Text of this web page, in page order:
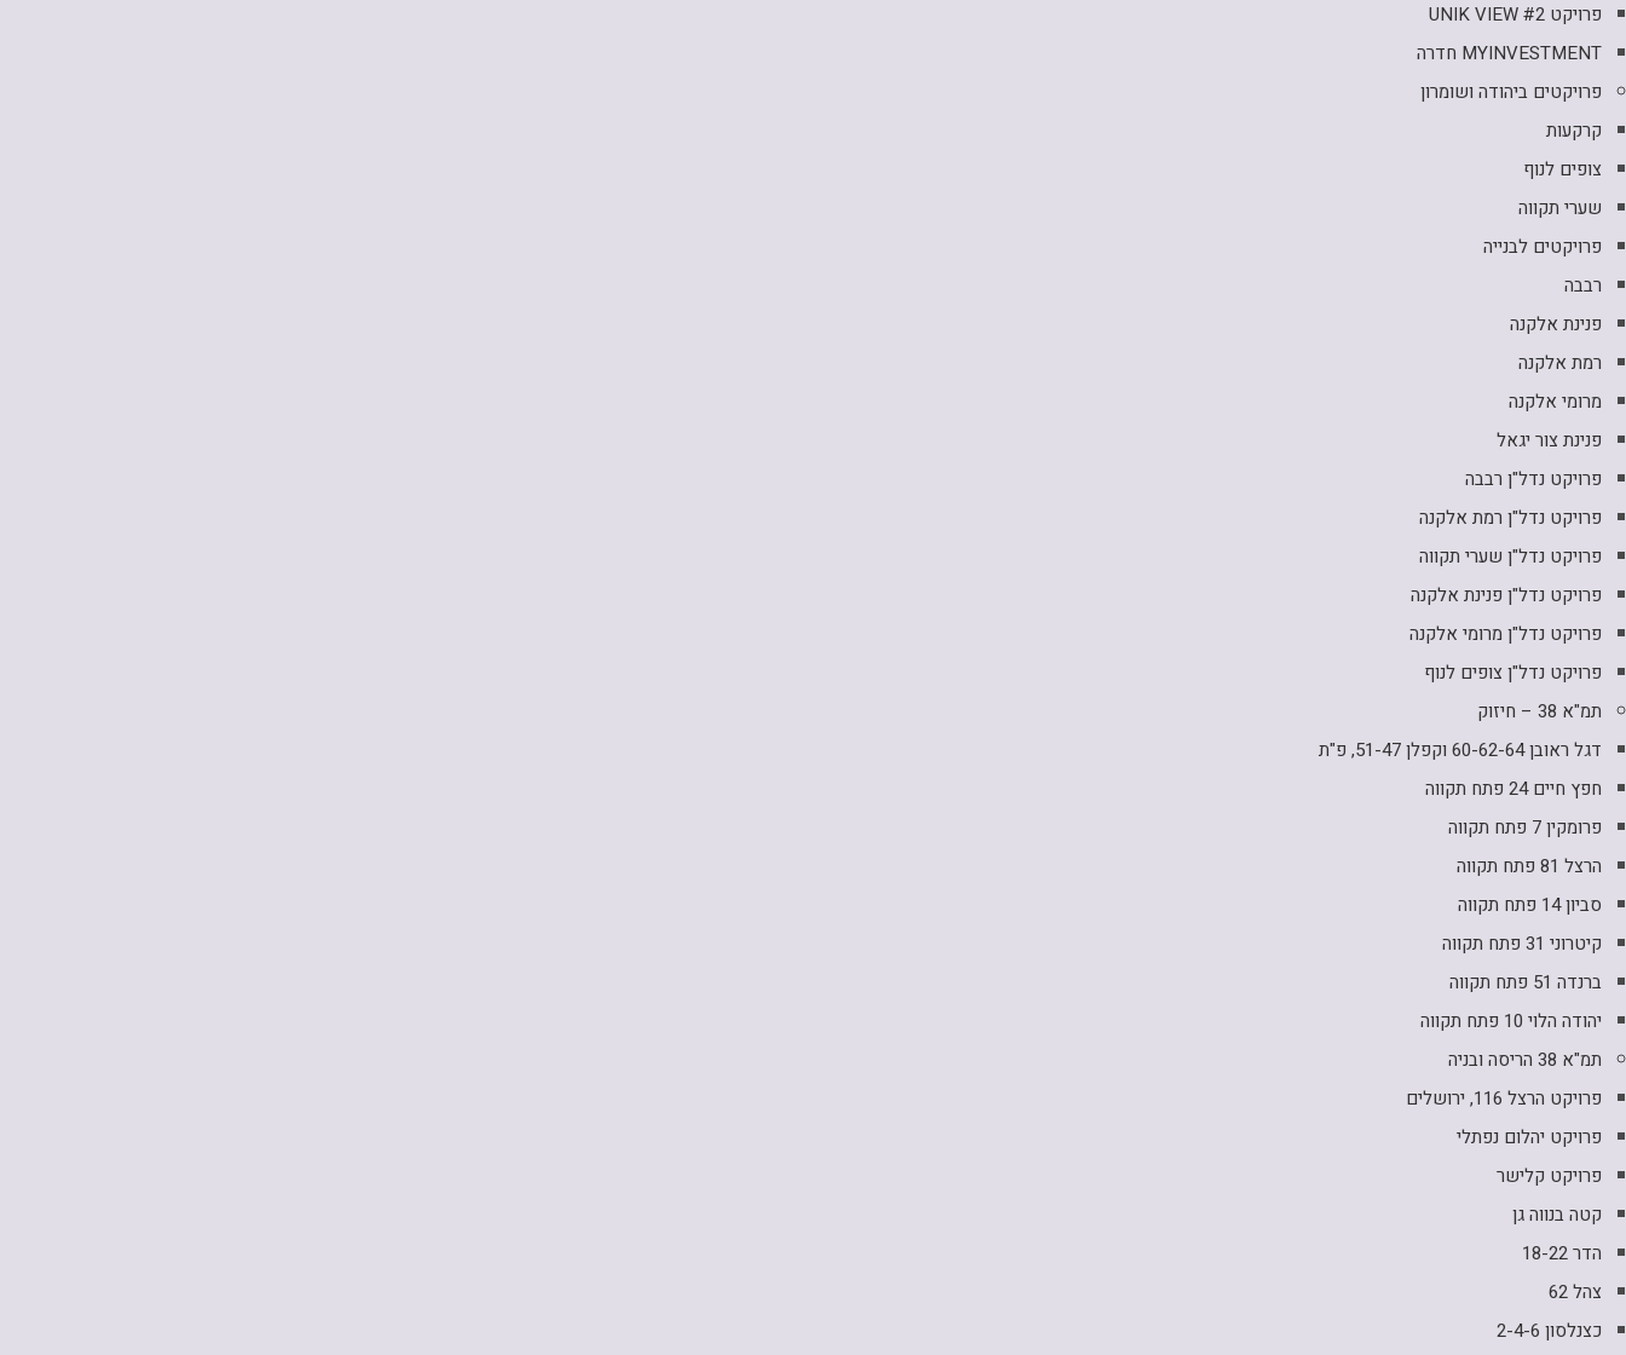
פרויקט UNIK VIEW #2
MYINVESTMENT חדרה
פרויקטים ביהודה ושומרון
קרקעות
צופים לנוף
שערי תקווה
פרויקטים לבנייה
רבבה
פנינת אלקנה
רמת אלקנה
מרומי אלקנה
פנינת צור יגאל
פרויקט נדל"ן רבבה
פרויקט נדל"ן רמת אלקנה
פרויקט נדל"ן שערי תקווה
פרויקט נדל"ן פנינת אלקנה
פרויקט נדל"ן מרומי אלקנה
פרויקט נדל"ן צופים לנוף
תמ"א 38 – חיזוק
דגל ראובן 60-62-64 וקפלן 51-47, פ"ת
חפץ חיים 24 פתח תקווה
פרומקין 7 פתח תקווה
הרצל 81 פתח תקווה
סביון 14 פתח תקווה
קיטרוני 31 פתח תקווה
ברנדה 51 פתח תקווה
יהודה הלוי 10 פתח תקווה
תמ"א 38 הריסה ובניה
פרויקט הרצל 116, ירושלים
פרויקט יהלום נפתלי
פרויקט קלישר
קטה בנווה גן
הדר 18-22
צהל 62
כצנלסון 2-4-6